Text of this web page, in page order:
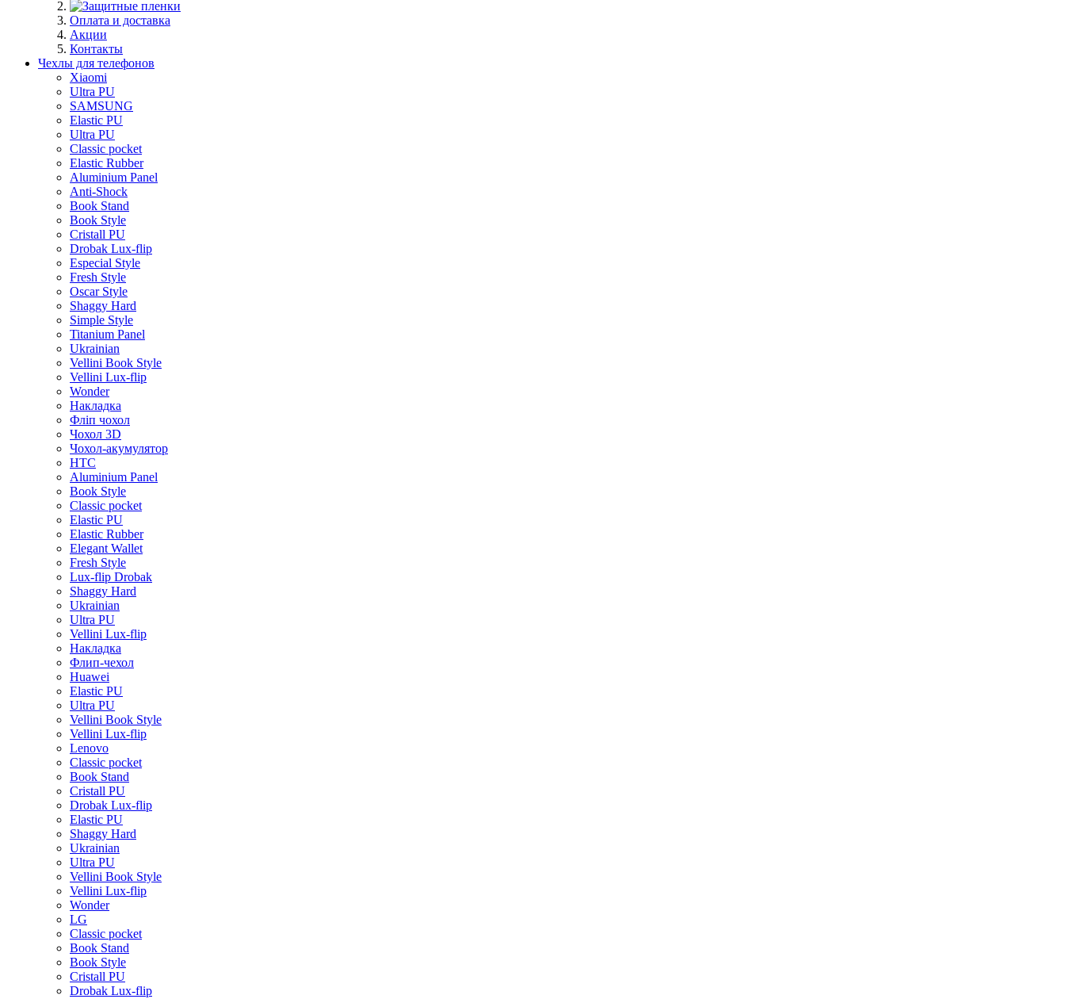
Оплата и доставка
Акции
Контакты
Чехлы для телефонов
Xiaomi
Ultra PU
SAMSUNG
Elastic PU
Ultra PU
Classic pocket
Elastic Rubber
Aluminium Panel
Anti-Shock
Book Stand
Book Style
Cristall PU
Drobak Lux-flip
Especial Style
Fresh Style
Oscar Style
Shaggy Hard
Simple Style
Titanium Panel
Ukrainian
Vellini Book Style
Vellini Lux-flip
Wonder
Накладка
Фліп чохол
Чохол 3D
Чохол-акумулятор
HTC
Aluminium Panel
Book Style
Classic pocket
Elastic PU
Elastic Rubber
Elegant Wallet
Fresh Style
Lux-flip Drobak
Shaggy Hard
Ukrainian
Ultra PU
Vellini Lux-flip
Накладка
Флип-чехол
Huawei
Elastic PU
Ultra PU
Vellini Book Style
Vellini Lux-flip
Lenovo
Classic pocket
Book Stand
Cristall PU
Drobak Lux-flip
Elastic PU
Shaggy Hard
Ukrainian
Ultra PU
Vellini Book Style
Vellini Lux-flip
Wonder
LG
Classic pocket
Book Stand
Book Style
Cristall PU
Drobak Lux-flip